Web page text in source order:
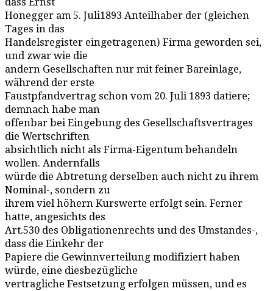
Honegger am 5. Juli1893 Anteilhaber der (gleichen
Tages in das
Handelsregister eingetragenen) Firma geworden sei,
und zwar wie die
andern Gesellschaften nur mit feiner Bareinlage,
während der erste
Faustpfandvertrag schon vom 20. Juli 1893 datiere;
demnach habe man
offenbar bei Eingebung des Gesellschaftsvertrages
die Wertschriften
absichtlich nicht als Firma-Eigentum behandeln
wollen. Andernfalls
würde die Abtretung derselben auch nicht zu ihrem
Nominal-, sondern zu
ihrem viel höhern Kurswerte erfolgt sein. Ferner
hatte, angesichts des
Art.530 des Obligationenrechts und des Umstandes-,
dass die Einkehr der
Papiere die Gewinnverteilung modifiziert haben
würde, eine diesbezügliche
vertragliche Festsetzung erfolgen müssen, und es